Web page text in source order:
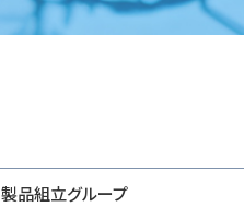
製品組立グループ